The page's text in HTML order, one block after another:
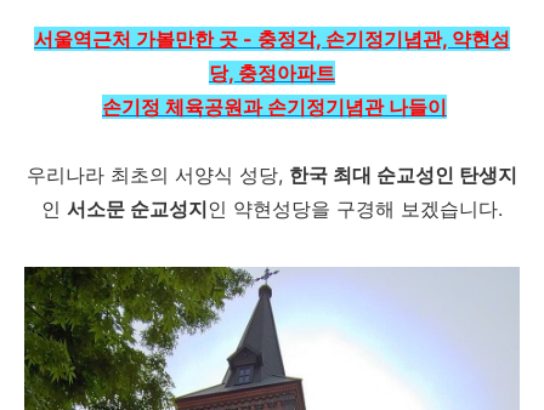
서울역근처 가볼만한 곳 - 충정각, 손기정기념관, 약현성
당, 충정아파트
손기정 체육공원과 손기정기념관 나들이
우리나라 최초의 서양식 성당, 한국 최대 순교성인 탄생지
인 서소문 순교성지인 약현성당을 구경해 보겠습니다.